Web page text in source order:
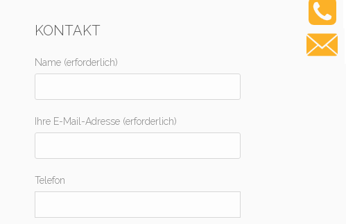
KONTAKT
Name (erforderlich)
Ihre E-Mail-Adresse (erforderlich)
Telefon